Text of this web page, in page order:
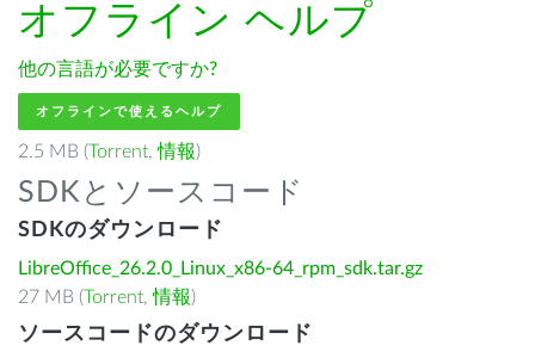
オフライン ヘルプ
他の言語が必要ですか?
オフラインで使えるヘルプ
2.5 MB (Torrent,情報)
SDKとソースコード
SDKのダウンロード
LibreOffice_26.2.0_Linux_x86-64_rpm_sdk.tar.gz
27 MB (Torrent,情報)
ソースコードのダウンロード